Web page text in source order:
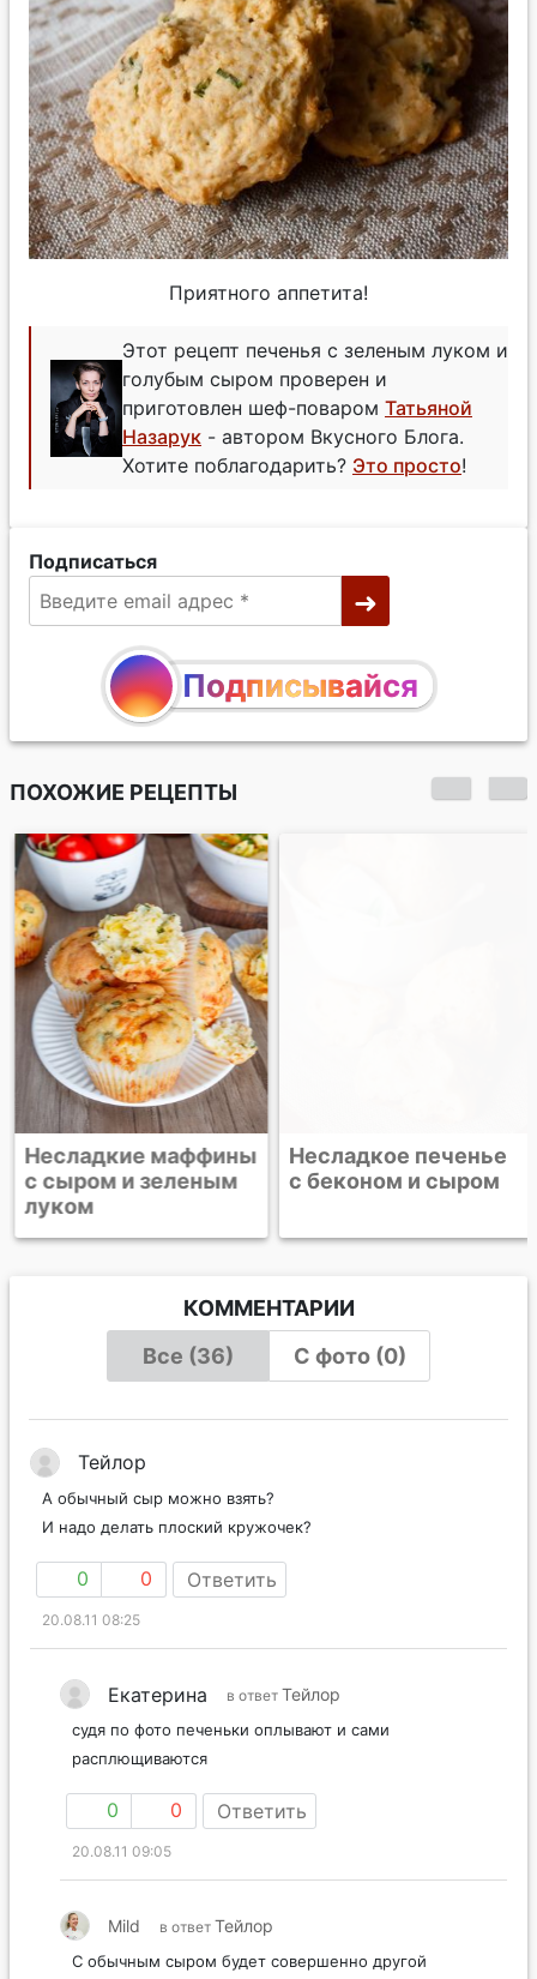
Приятного аппетита!
Этот рецепт печенья с зеленым луком и
голубым сыром проверен и
приготовлен шеф-поваром Татьяной
Назарук - автором Вкусного Блога.
Хотите поблагодарить? Это просто!
Подписаться
Подписывайся
ПОХОЖИЕ РЕЦЕПТЫ
Несладкие маффины
с сыром и зеленым
луком
Несладкое печенье
с беконом и сыром
КОММЕНТАРИИ
Все (36)
С фото (0)
Тейлор
А обычный сыр можно взять?
И надо делать плоский кружочек?
0 0 Ответить
20.08.11 08:25
Екатерина в ответ Тейлор
судя по фото печеньки оплывают и сами
расплющиваются
0 0 Ответить
20.08.11 09:05
Mild в ответ Тейлор
С обычным сыром будет совершенно другой